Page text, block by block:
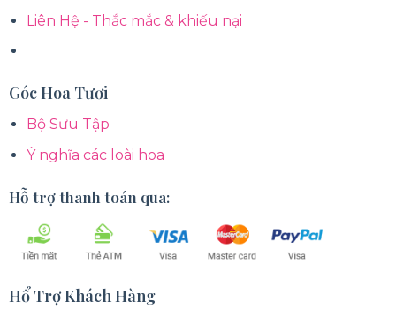
Liên Hệ - Thắc mắc & khiếu nại
Góc Hoa Tươi
Bộ Sưu Tập
Ý nghĩa các loài hoa
Hỗ trợ thanh toán qua:
Hổ Trợ Khách Hàng